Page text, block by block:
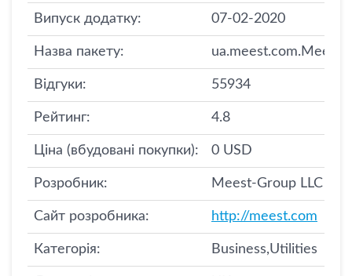
Випуск додатку: 07-02-2020
Назва пакету: ua.meest.com.Meest
Відгуки: 55934
Рейтинг: 4.8
Ціна (вбудовані покупки): 0 USD
Розробник: Meest-Group LLC
Сайт розробника: http://meest.com
Категорія: Business,Utilities